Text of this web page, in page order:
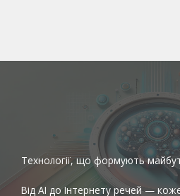
Технології, що формують
Від AI до Інтернету речей —